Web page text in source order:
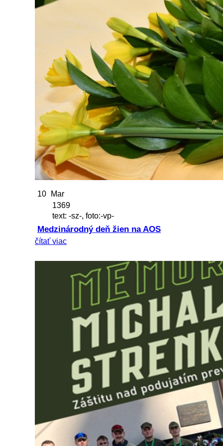
10
Mar
1369
text: -sz-, foto:-vp-
Medzinárodný deň žien na AOS
čítať viac